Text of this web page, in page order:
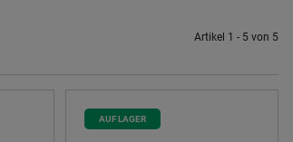
Artikel 1 - 5 von 5
AUF LAGER